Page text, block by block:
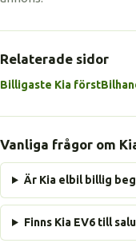
Relaterade sidor
Billigaste Kia först
Vanliga frågor om
Är Kia elbil billig
Finns Kia EV6 till